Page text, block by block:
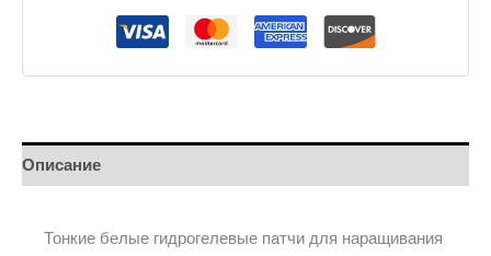
Описание
Тонкие белые гидрогелевые патчи для наращивания